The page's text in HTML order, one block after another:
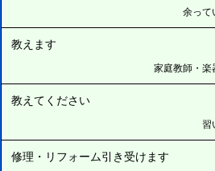
余って
教えます
家庭教師・楽
教えてください
習
修理・リフォーム引き受けます